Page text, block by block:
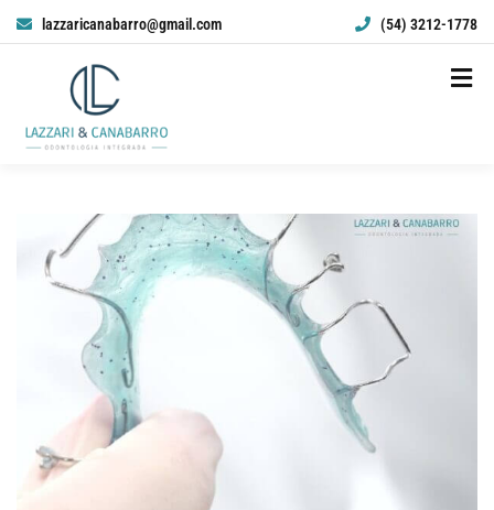
lazzaricanabarro@gmail.com (54) 3212-1778